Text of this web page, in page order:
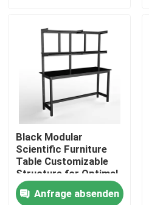
Über uns
Fabrik Tour
Qualitätskontrolle
Kontakt
Referenzen
Black Modular
Scientific Furniture
Table Customizable
Structure for Optimal
Functionality and
Space Utilization
Anfrage absenden